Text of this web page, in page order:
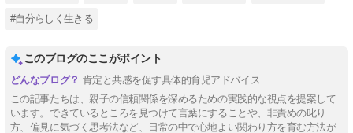
#自分らしく生きる
このブログのここがポイント
肯定と共感を促す具体的育児アドバイス
この記事たちは、親子の信頼関係を深めるための実践的な視点を提案して
います。できているところを見つけて言葉にすることや、非責めの叱り
方、偏見に気づく思考法など、日常の中で心地よい関わり方を育む方法が